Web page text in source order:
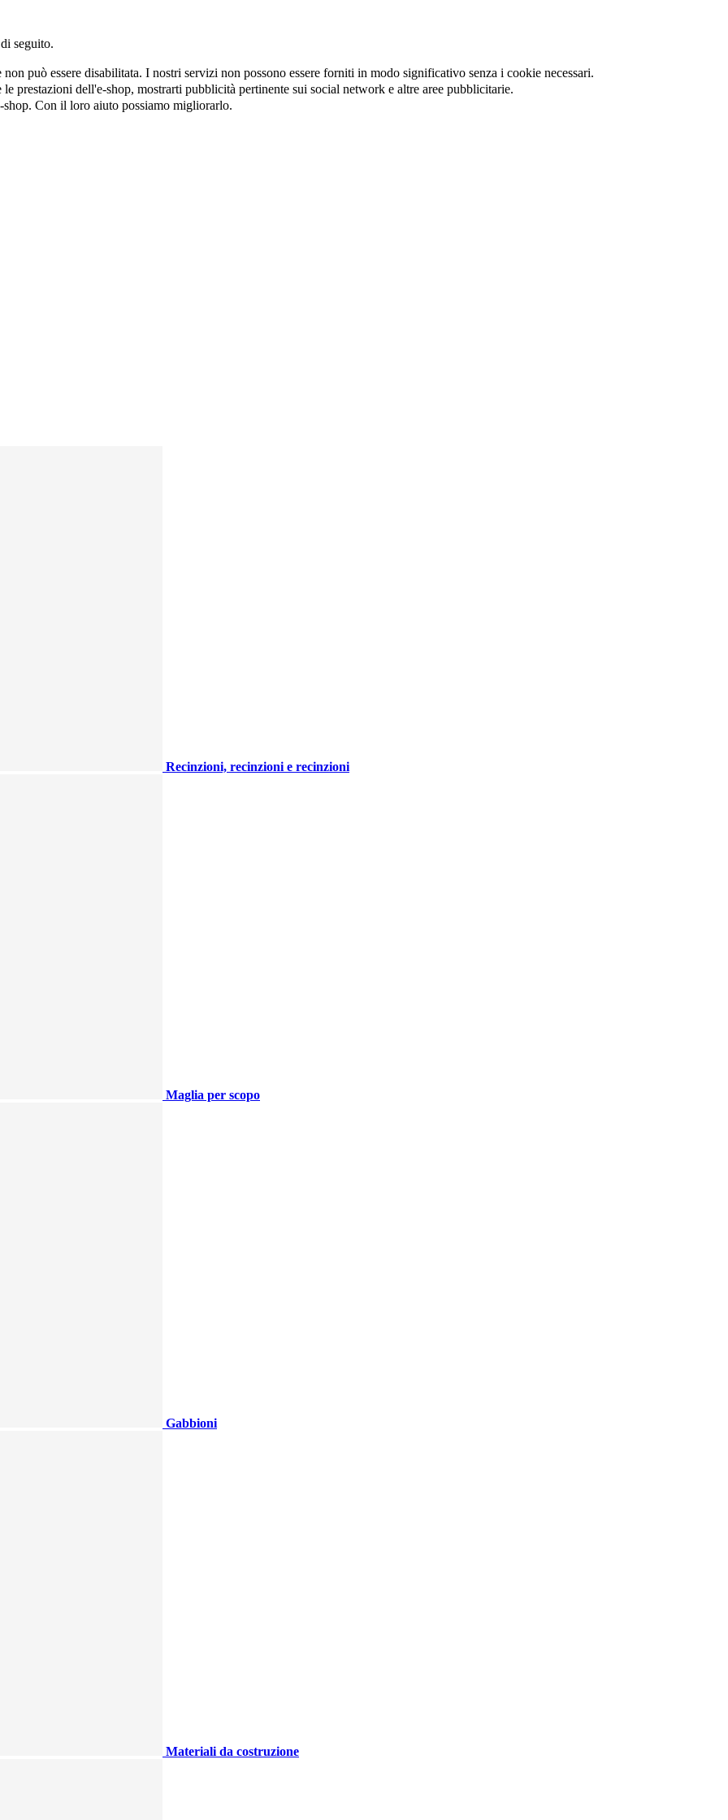
seguito.
non può essere disabilitata. I nostri servizi non possono essere forniti in modo significativo senza i cookie necessari.
prestazioni dell'e-shop, mostrarti pubblicità pertinente sui social network e altre aree pubblicitarie.
Con il loro aiuto possiamo migliorarlo.
Recinzioni, recinzioni e recinzioni
Maglia per scopo
Gabbioni
Materiali da costruzione